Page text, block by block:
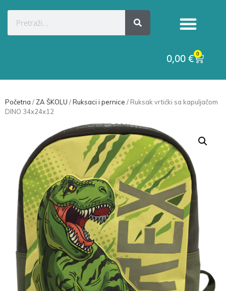
0,00€ 0
Početna / ZA ŠKOLU /Ruksaci i pernice / Ruksak vrtićki sa kapuljačom
DINO 34x24x12